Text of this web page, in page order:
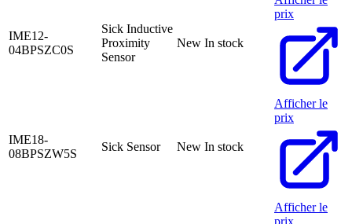
IME12-
04BPSZC0S
Sick Inductive
Proximity
Sensor
New In stock
prix
IME18-
08BPSZW5S
Sick Sensor New In stock
Afficher le
prix
Afficher le
prix